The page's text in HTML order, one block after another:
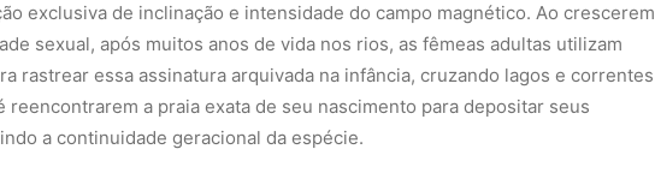
exclusiva de inclinação e intensidade do campo magnético. Ao crescerem
sexual, após muitos anos de vida nos rios, as fêmeas adultas utilizam
rastrear essa assinatura arquivada na infância, cruzando lagos e correntes
reencontrarem a praia exata de seu nascimento para depositar seus
a continuidade geracional da espécie.